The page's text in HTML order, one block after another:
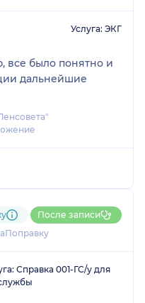
Услуга: ЭКГ
все было понятно и
дальнейшие
После записи
Справка 001-ГС/у для